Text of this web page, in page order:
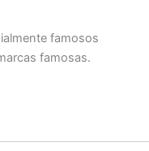
famosos
famosas.